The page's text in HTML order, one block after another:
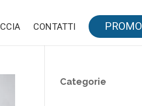
CONTATTI PROMO
Categorie